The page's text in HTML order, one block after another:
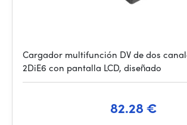
Cargador multifunción DV de dos
2DiE6 con pantalla LCD, diseñado
82.28 €